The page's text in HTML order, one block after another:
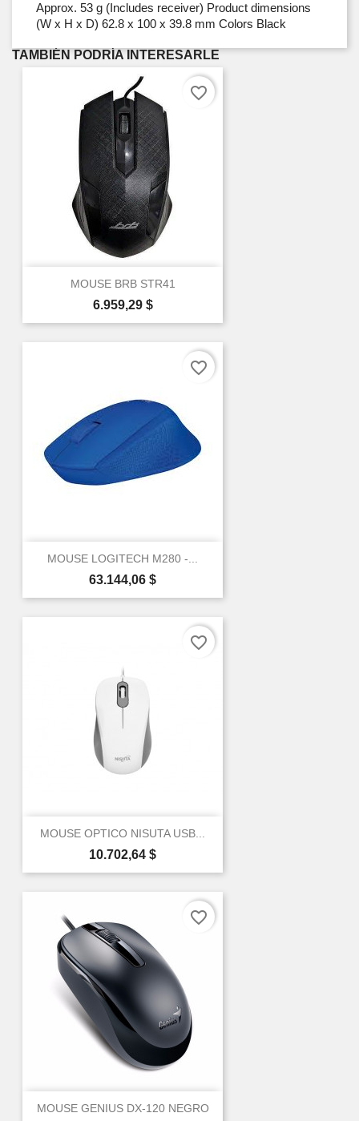
Approx. 53 g (Includes receiver) Product dimensions
(W x H x D) 62.8 x 100 x 39.8 mm Colors Black
TAMBIÉN PODRÍA INTERESARLE
MOUSE BRB STR41
Precio
6.959,29 $
favorite_border
MOUSE LOGITECH M280 -...
Precio
63.144,06 $
favorite_border
MOUSE OPTICO NISUTA USB...
Precio
10.702,64 $
favorite_border
MOUSE GENIUS DX-120 NEGRO
favorite_border